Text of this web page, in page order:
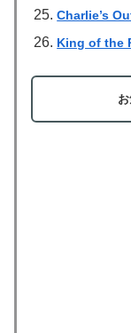
Charlie’s
King of the